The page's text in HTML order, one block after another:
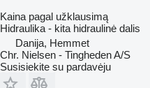
Kaina pagal užklausimą
Hidraulika - kita hidraulinė dalis
Danija, Hemmet
Chr. Nielsen - Tingheden A/S
Susisiekite su pardavėju